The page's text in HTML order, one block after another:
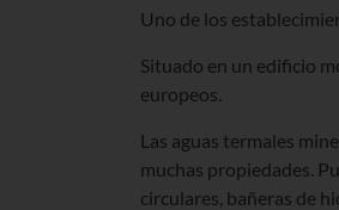
Uno de los
Situado en un edificio
europeos.
Las aguas termales
muchas propiedades.
circulares, bañeras de